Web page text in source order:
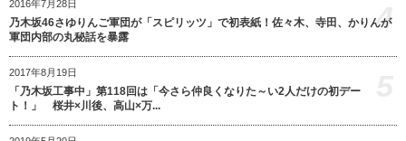
2016年7月28日
乃木坂46さゆりんご軍団が「スピリッツ」で初表紙！佐々木、寺田、かりんが
軍団内部の丸秘話を暴露
4
2017年8月19日
「乃木坂工事中」第118回は「今さら仲良くなりた～い2人だけの初デー
ト！」 桜井×川後、高山×万...